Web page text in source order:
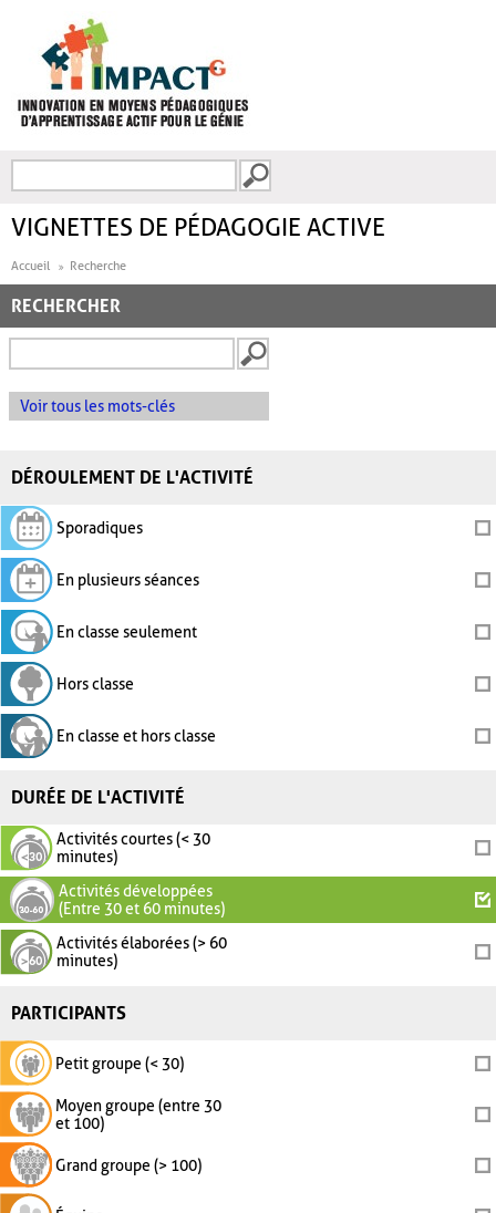
FORMULAIRE DE
VIGNETTES DE PÉDAGOGIE ACTIVE
Accueil Recherche
RECHERCHER
Voir tous les mots-clés
DÉROULEMENT DE L'ACTIVITÉ
Sporadiques
En plusieurs séances
En classe seulement
Hors classe
En classe et hors classe
DURÉE DE L'ACTIVITÉ
Activités courtes (< 30
minutes)
Activités développées
(Entre 30 et 60 minutes)
Activités élaborées (> 60
minutes)
PARTICIPANTS
Petit groupe (< 30)
Moyen groupe (entre 30
et 100)
Grand groupe (> 100)